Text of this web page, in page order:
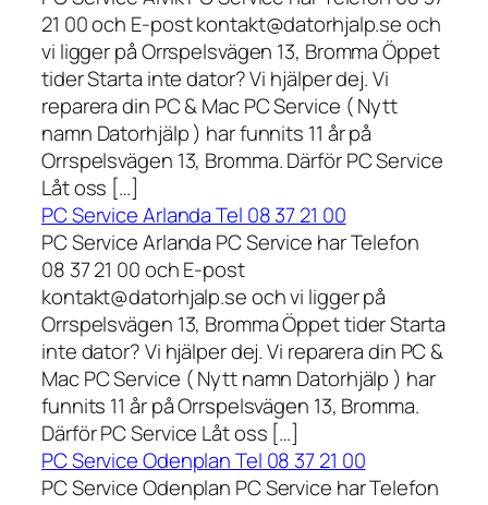
21 00 och E-post kontakt@datorhjalp.se och
vi ligger på Orrspelsvägen 13, Bromma Öppet
tider Starta inte dator? Vi hjälper dej. Vi
reparera din PC & Mac PC Service ( Nytt
namn Datorhjälp ) har funnits 11 år på
Orrspelsvägen 13, Bromma. Därför PC Service
Låt oss […]
PC Service Arlanda Tel 08 37 21 00
PC Service Arlanda PC Service har Telefon
08 37 21 00 och E-post
kontakt@datorhjalp.se och vi ligger på
Orrspelsvägen 13, Bromma Öppet tider Starta
inte dator? Vi hjälper dej. Vi reparera din PC &
Mac PC Service ( Nytt namn Datorhjälp ) har
funnits 11 år på Orrspelsvägen 13, Bromma.
Därför PC Service Låt oss […]
PC Service Odenplan Tel 08 37 21 00
PC Service Odenplan PC Service har Telefon